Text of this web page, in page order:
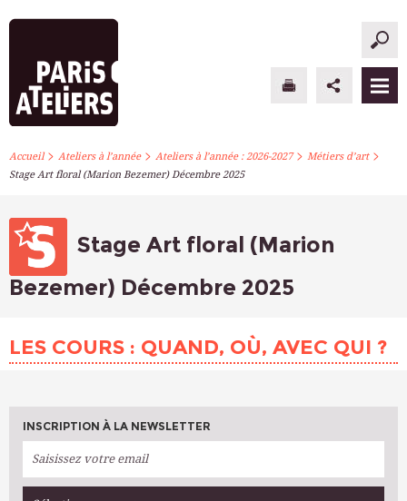
PARIS ATELIERS
ATELIERS À L’ANNÉE
STAGES PONCTUELS
S’INSCRIRE
Accueil> Ateliers à l’année> Ateliers à l’année : 2026-2027> Métiers d’art>
Stage Art floral (Marion Bezemer) Décembre 2025
Stage Art floral (Marion
Bezemer) Décembre 2025
LES COURS : QUAND, OÙ, AVEC QUI ?
INSCRIPTION À LA NEWSLETTER